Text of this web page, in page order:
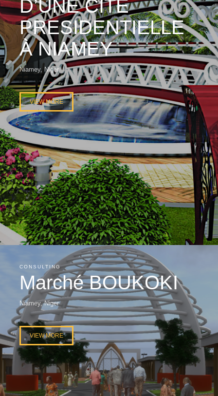
D’UNE CITE
PRESIDENTIELLE
À NIAMEY
Niamey, Niger
VIEW MORE
CONSULTING
Marché BOUKOKI
Niamey, Niger
VIEW MORE